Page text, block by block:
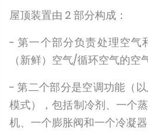
屋顶装置由 2 部分构成：
- 第一个部分负责处理空气
（新鲜）空气/循环空气的空
- 第二个部分是空调功能（
模式），包括制冷剂、一个
机、一个膨胀阀和一个冷凝器